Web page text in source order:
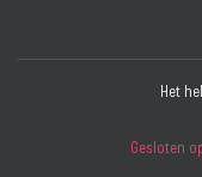
Het
Gesloten